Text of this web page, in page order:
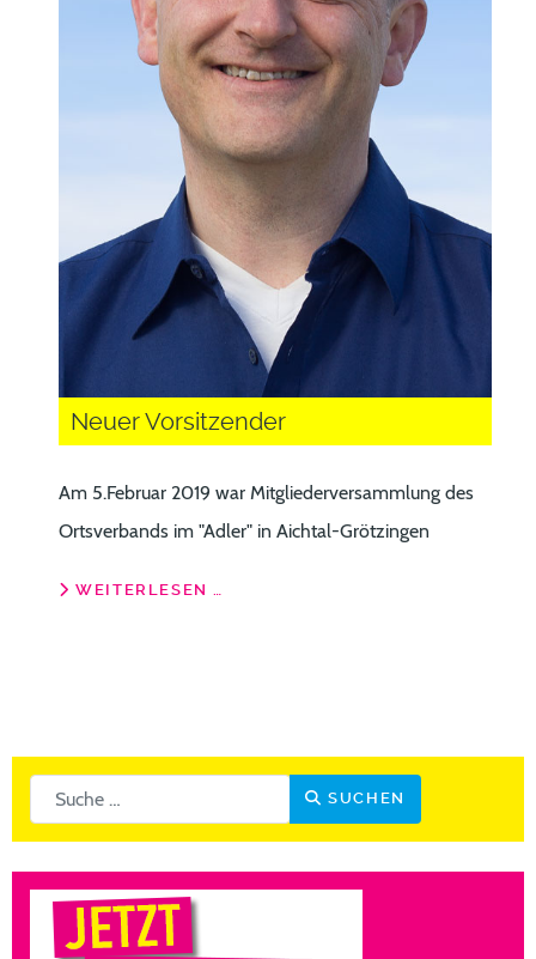
Neuer Vorsitzender
Am 5.Februar 2019 war Mitgliederversammlung des
Ortsverbands im "Adler" in Aichtal-Grötzingen
WEITERLESEN …
Suchen SUCHEN